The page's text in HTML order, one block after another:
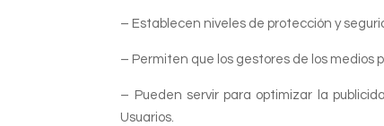
– Establecen niveles de protección y
– Permiten que los gestores de los medios
– Pueden servir para optimizar la
Usuarios.